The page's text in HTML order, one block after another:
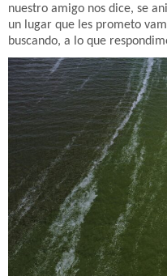
nuestro amigo nos dice, se
un lugar que les prometo
buscando, a lo que